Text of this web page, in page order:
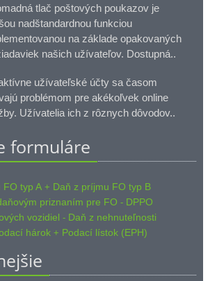
tlač poštových poukazov je
nadštandardnou funkciou
na základe opakovaných
našich užívateľov. Dostupná..
užívateľské účty sa časom
problémom pre akékoľvek online
Užívatelia ich z rôznych dôvodov..
formuláre
FO typ A + Daň z príjmu FO typ B
priznaním pre FO - DPPO
vozidiel - Daň z nehnuteľnosti
hárok + Podací lístok (EPH)